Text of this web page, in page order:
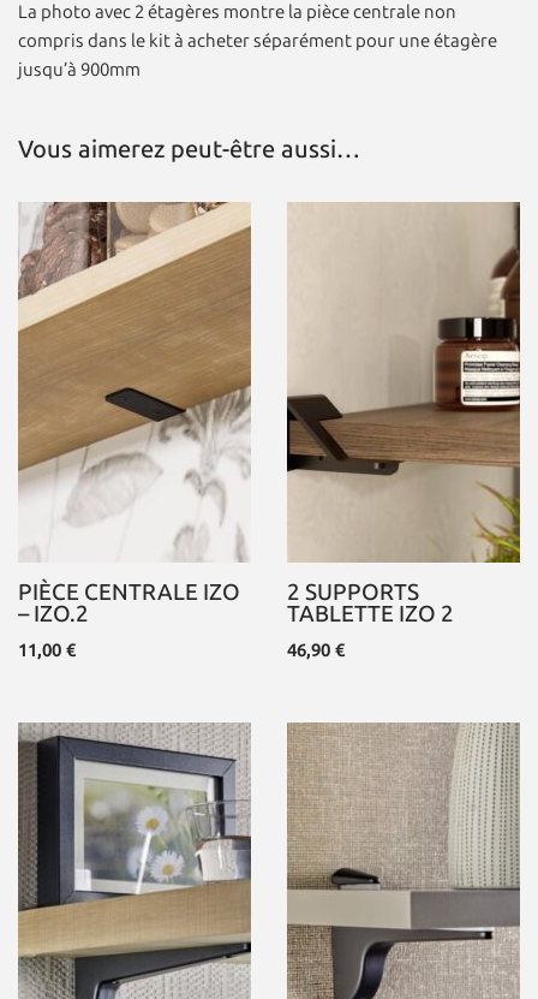
La photo avec 2 étagères montre la pièce centrale non
compris dans le kit à acheter séparément pour une étagère
jusqu’à 900mm
Vous aimerez peut-être aussi…
PIÈCE CENTRALE IZO
– IZO.2
11,00 €
2 SUPPORTS
TABLETTE IZO 2
46,90 €